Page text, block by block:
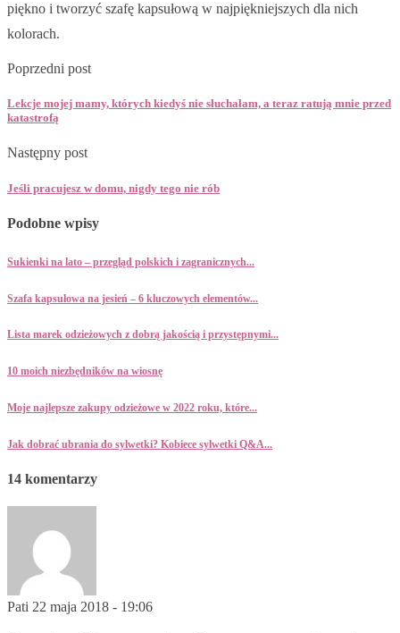
piękno i tworzyć szafę kapsułową w najpiękniejszych dla nich
kolorach.
Poprzedni post
Lekcje mojej mamy, których kiedyś nie słuchałam, a teraz ratują mnie przed
katastrofą
Następny post
Jeśli pracujesz w domu, nigdy tego nie rób
Podobne wpisy
Sukienki na lato – przegląd polskich i zagranicznych...
Szafa kapsułowa na jesień – 6 kluczowych elementów...
Lista marek odzieżowych z dobrą jakością i przystępnymi...
10 moich niezbędników na wiosnę
Moje najlepsze zakupy odzieżowe w 2022 roku, które...
Jak dobrać ubrania do sylwetki? Kobiece sylwetki Q&A...
14 komentarzy
Pati 22 maja 2018 - 19:06